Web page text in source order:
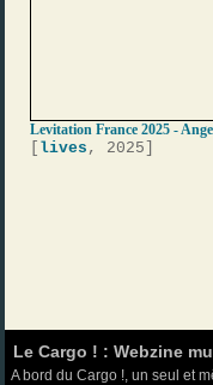
Levitation France 2025 -
lives , 2025]
Le Cargo ! : Webzine
A bord du Cargo !, un seul et